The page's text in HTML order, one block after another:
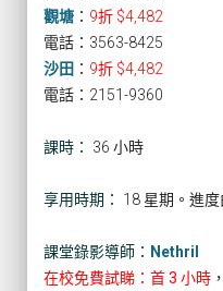
觀塘 ： 9折 $4,482
電話：3563-8425
沙田 ： 9折 $4,482
電話：2151-9360
課時： 36 小時
享用時期： 18 星期。進
課堂錄影導師： Nethril
在校免費試睇：首 3 小時